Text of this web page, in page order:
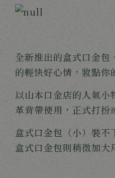
全新推出的盒式口金
的輕快好心情，妝點你
以山本口金店的人氣
革背帶使用，正式打扮
盒式口金包（小）裝不
盒式口金包則稍微加大